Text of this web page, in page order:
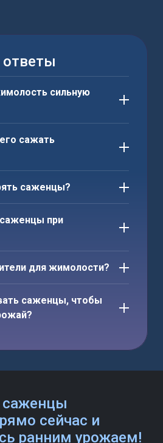
сильную
сажать
саженцы?
при
для жимолости?
саженцы, чтобы
саженцы
сейчас и
ранним урожаем!